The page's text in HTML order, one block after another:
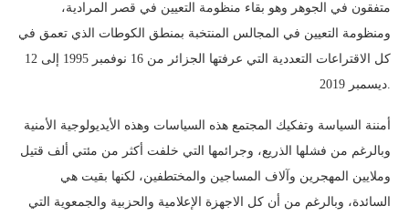
متفقون في الجوهر وهو بقاء منظومة التعيين في قصر المرادية،
ومنظومة التعيين في المجالس المنتخبة بمنطق الكوطات الذي تعمق في
كل الاقتراعات التعددية التي عرفتها الجزائر من 16 نوفمبر 1995 إلى 12
ديسمبر 2019.
أمننة السياسة وتفكيك المجتمع هذه السياسات وهذه الأيديولوجية الأمنية
وبالرغم من فشلها الذريع، وجرائمها التي خلفت أكثر من مئتي ألف قتيل
وملايين المهجرين وآلاف المساجين والمختطفين، لكنها بقيت هي
السائدة، وبالرغم من أن كل الاجهزة الإعلامية والحزبية والجمعوية التي